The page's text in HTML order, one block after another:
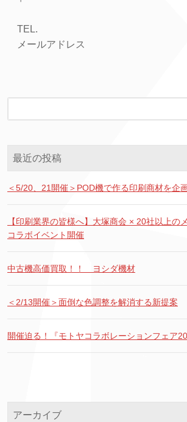
TEL.
メールアドレス
最近の投稿
＜5/20、21開催＞POD機で作る印刷商材を企
【印刷業界の皆様へ】大塚商会 × 20社以上の
コラボイベント開催
中古機高価買取！！ ヨシダ機材
＜2/13開催＞面倒な色調整を解消する新提案
開催迫る！『モトヤコラボレーションフェア
アーカイブ